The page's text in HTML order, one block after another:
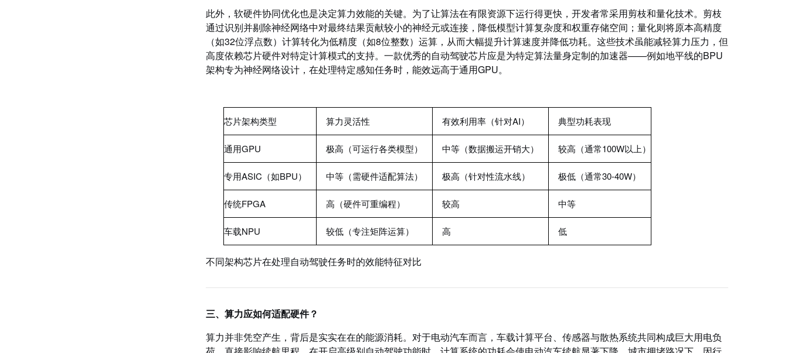
此外，软硬件协同优化也是决定算力效能的关键。为了让算法在有限资源下运行得更快，开发者常采用剪枝和量化技术。剪枝
通过识别并剔除神经网络中对最终结果贡献较小的神经元或连接，降低模型计算复杂度和权重存储空间；量化则将原本高精度
（如32位浮点数）计算转化为低精度（如8位整数）运算，从而大幅提升计算速度并降低功耗。这些技术虽能减轻算力压力，但
高度依赖芯片硬件对特定计算模式的支持。一款优秀的自动驾驶芯片应是为特定算法量身定制的加速器——例如地平线的BPU
架构专为神经网络设计，在处理特定感知任务时，能效远高于通用GPU。
芯片架构类型 算力灵活性 有效利用率（针对AI） 典型功耗表现
通用GPU 极高（可运行各类模型） 中等（数据搬运开销大） 较高（通常100W以上）
专用ASIC（如BPU） 中等（需硬件适配算法） 极高（针对性流水线） 极低（通常30-40W）
传统FPGA 高（硬件可重编程） 较高 中等
车载NPU 较低（专注矩阵运算） 高 低
不同架构芯片在处理自动驾驶任务时的效能特征对比
三、算力应如何适配硬件？
算力并非凭空产生，背后是实实在在的能源消耗。对于电动汽车而言，车载计算平台、传感器与散热系统共同构成巨大用电负